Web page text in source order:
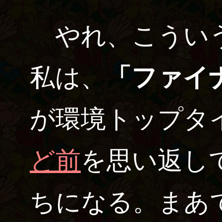
やれ、こうい
私は、
「ファ
が環境トップタ
ど前を思い返し
ちになる。まあ